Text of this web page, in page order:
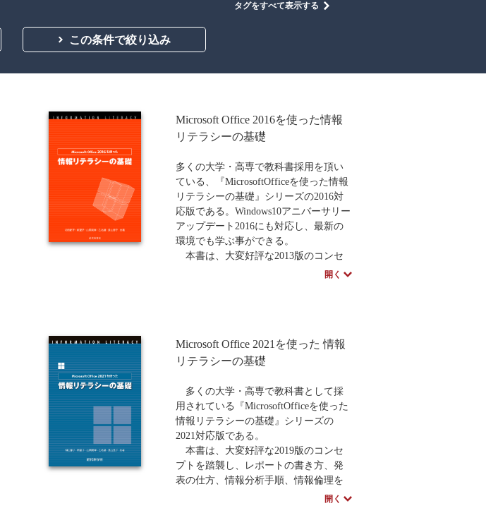
幾何学
情報処理
ーションズ・リサーチ 機械工学 計算科学
要求仕様 工学デザイン 物理学
生物 都市計画・建築・土木
辞典・公式集 教養 知財
公立はこだて未来大学出版会
中学・高校数学 要求工学
タグをすべて表示する
この条件で絞り込み
Microsoft Office 2016を使った情報
リテラシーの基礎
多くの大学・高専で教科書採用を頂い
ている、『MicrosoftOfficeを使った情報
リテラシーの基礎』シリーズの2016対
応版である。Windows10アニバーサリー
アップデート2016にも対応し、最新の
環境でも学ぶ事ができる。
本書は、大変好評な2013版のコンセ
プトを踏襲し、レポートの書き方、発
ジェクト学習のイメージを初学年次か
ら体験できるように工夫する。
ぶだけでなく、いかにしたら学習に役
立てられるかを考え抜いた教科書であ
る。大学、高専の学生に最適の書。
開く
Microsoft Office 2021を使った 情報
リテラシーの基礎
多くの大学・高専で教科書として採
用されている『MicrosoftOfficeを使った
情報リテラシーの基礎』シリーズの
2021対応版である。
本書は、大変好評な2019版のコンセ
プトを踏襲し、レポートの書き方、発
表の仕方、情報分析手順、情報倫理を
具体的に解説する。また、地域と共に
開く